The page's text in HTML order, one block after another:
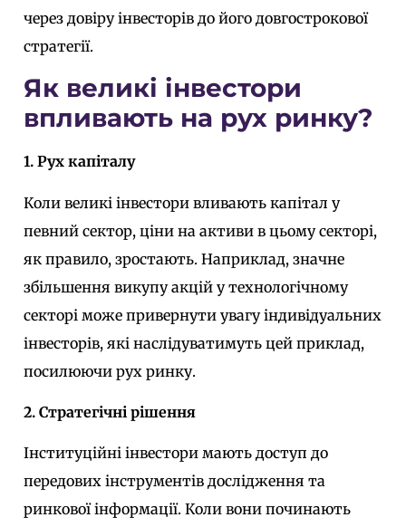
через довіру інвесторів до його довгострокової
стратегії.
Як великі інвестори
впливають на рух ринку?
1. Рух капіталу
Коли великі інвестори вливають капітал у
певний сектор, ціни на активи в цьому секторі,
як правило, зростають. Наприклад, значне
збільшення викупу акцій у технологічному
секторі може привернути увагу індивідуальних
інвесторів, які наслідуватимуть цей приклад,
посилюючи рух ринку.
2. Стратегічні рішення
Інституційні інвестори мають доступ до
передових інструментів дослідження та
ринкової інформації. Коли вони починають